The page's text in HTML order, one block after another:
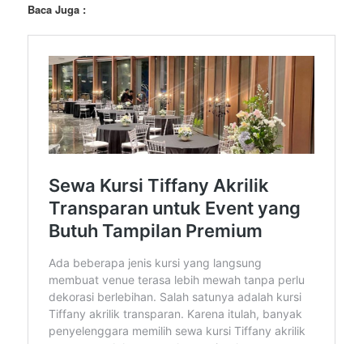
Baca Juga :